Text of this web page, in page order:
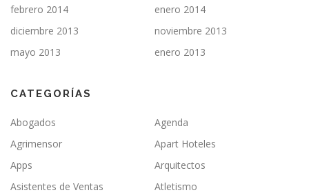
febrero 2014
enero 2014
diciembre 2013
noviembre 2013
mayo 2013
enero 2013
CATEGORÍAS
Abogados
Agenda
Agrimensor
Apart Hoteles
Apps
Arquitectos
Asistentes de Ventas
Atletismo